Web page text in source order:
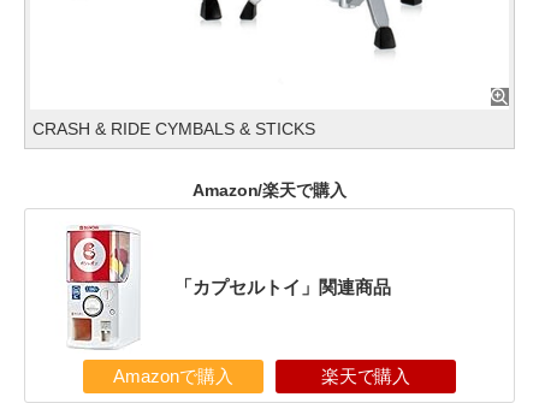
CRASH & RIDE CYMBALS & STICKS
Amazon/楽天で購入
「カプセルトイ」関連商品
Amazonで購入 楽天で購入